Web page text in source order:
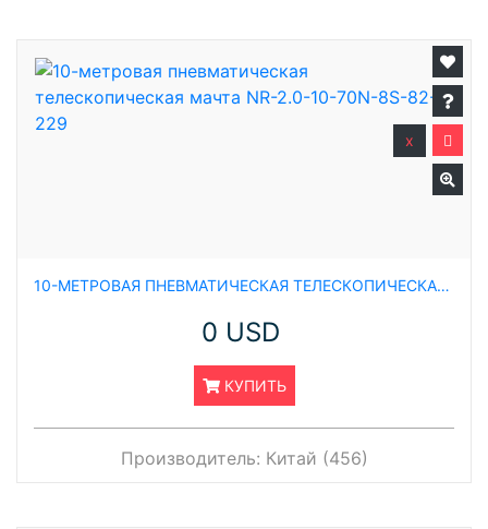
10-МЕТРОВАЯ ПНЕВМАТИЧЕСКАЯ ТЕЛЕСКОПИЧЕСКАЯ МАЧТА NR-2.0-10-70N-8S-82-229
0 USD
КУПИТЬ
x
Производитель: Китай (456)